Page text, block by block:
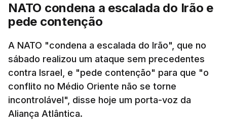
NATO condena a escalada do Irão e
pede contenção
A NATO "condena a escalada do Irão", que no
sábado realizou um ataque sem precedentes
contra Israel, e "pede contenção" para que "o
conflito no Médio Oriente não se torne
incontrolável", disse hoje um porta-voz da
Aliança Atlântica.